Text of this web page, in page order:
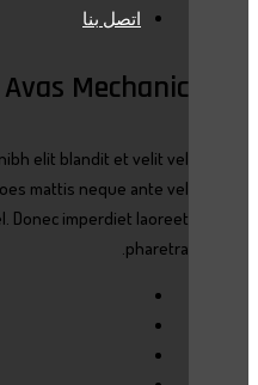
اتصل بنا
Avas Mechanic
nibh elit blandit et velit vel
mattis neque ante vel
Donec imperdiet laoreet
pharetra.